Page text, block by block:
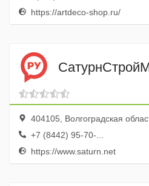
https://artdeco-shop.ru/
404105, Волгоградская область,
+7 (8442) 95-70-...
https://www.saturn.net